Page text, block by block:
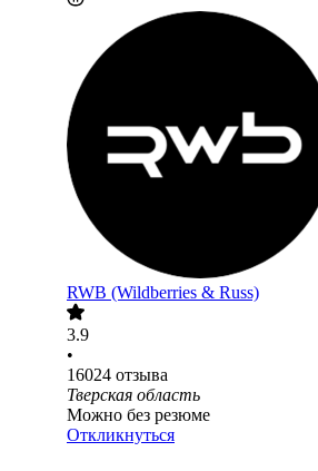
RWB (Wildberries & Russ)
3.9
•
16024 отзыва
Тверская область
Можно без резюме
Откликнуться